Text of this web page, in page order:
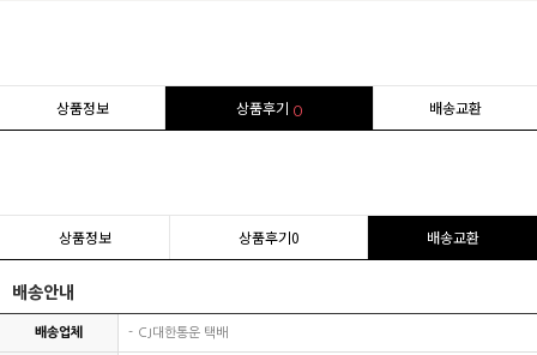
상품정보 상품후기 0 배송교환
상품정보 상품후기0 배송교환
배송안내
배송업체 CJ대한통운 택배